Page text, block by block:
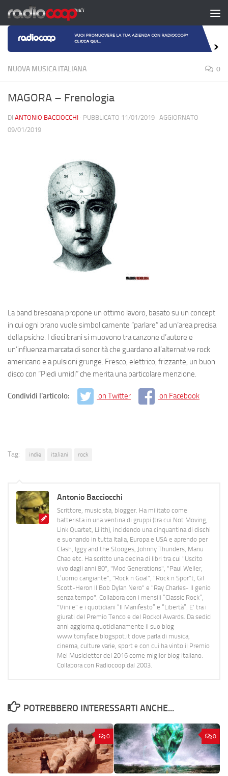
Salta al contenuto
NUOVA MUSICA ITALIANA 0
MAGORA – Frenologia
DI ANTONIO BACCIOCCHI · PUBBLICATO 11/01/2019 · AGGIORNATO
09/01/2019
La band bresciana propone un ottimo lavoro, basato su un concept
in cui ogni brano vuole simbolicamente “parlare” ad un’area precisa
della psiche. I dieci brani si muovono tra canzone d’autore e
un’influenza marcata di sonorità che guardano all’alternative rock
americano e a pulsioni grunge. Fresco, elettrico, frizzante, un buon
disco con “Piedi umidi” che merita una particolare menzione.
Condividi l'articolo: on Twitter on Facebook
Tag: indie italiani rock
Antonio Bacciocchi
Scrittore, musicista, blogger. Ha militato come
batterista in una ventina di gruppi (tra cui Not Moving,
Link Quartet, Lilith), incidendo una cinquantina di dischi
e suonando in tutta Italia, Europa e USA e aprendo per
Clash, Iggy and the Stooges, Johnny Thunders, Manu
Chao etc. Ha scritto una decina di libri tra cui "Uscito
vivo dagli anni 80", "Mod Generations", "Paul Weller,
L’uomo cangiante", "Rock n Goal", "Rock n Spor"t, Gil
Scott-Heron Il Bob Dylan Nero" e "Ray Charles- Il genio
senza tempo". Collabora con i mensili “Classic Rock”,
"Vinile" e i quotidiani “Il Manifesto” e “Libertà”. E' tra i
giurati del Premio Tenco e del Rockol Awards. Da sedici
anni aggiorna quotidianamente il suo blog
www.tonyface.blogspot.it dove parla di musica,
cinema, culture varie, sport e con cui ha vinto il Premio
Mei Musicletter del 2016 come miglior blog italiano.
Collabora con Radiocoop dal 2003.
POTREBBERO INTERESSARTI ANCHE...
0 0